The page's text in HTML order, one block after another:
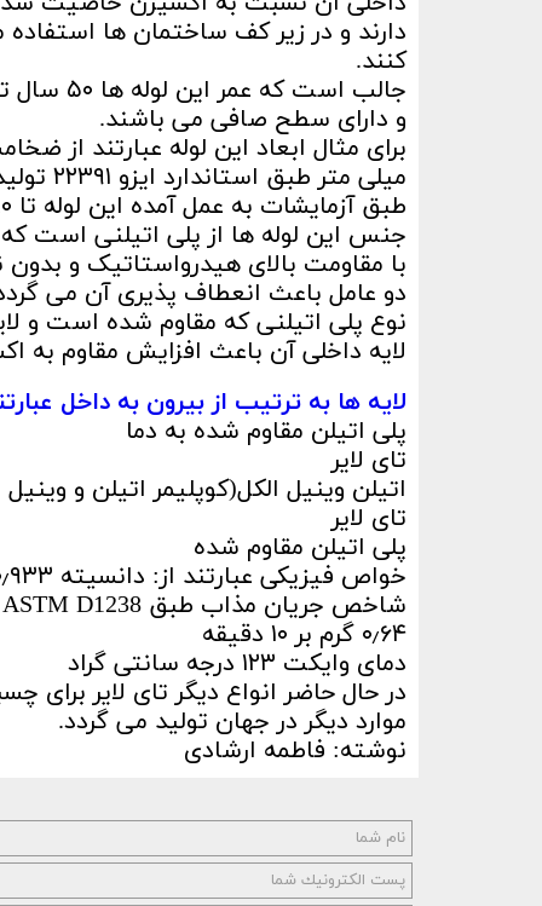
دارند و در زیر کف ساختمان ها
کنند.
جالب
و دارای سطح صافی می باشند.
میلی متر طبق استاندارد ایزو ۲۲۳۹۱ تولید می گردند.
طبق آزمایشات به عمل آمده این لوله تا ۴۹۰ سال دوام دارد.
جنس این لوله ها از پلی اتیلنی است که
با مقاومت بالای هیدرواستاتیک و بدون
دو عامل باعث انعطاف پذیری آن می
نوع پلی اتیلنی که مقاوم شده است و
لایه داخلی آن باعث افزایش مقاوم به
لایه ها به ترتیب از بیرون به داخل
پلی اتیلن مقاوم شده به دما
تای لایر
اتیلن وینیل الکل(کوپلیمر اتیلن و وینیل
تای لایر
پلی اتیلن مقاوم شده
خواص فیزیکی عبارتند از: دانسیته ۰٫۹۳۳ گرم بر سانتی متر مکعب
۰٫۶۴ گرم بر ۱۰ دقیقه
دمای وایکت ۱۲۳ درجه سانتی گراد
در حال حاضر انواع دیگر تای لایر برای
موارد دیگر در جهان تولید می گردد.
نوشته: فاطمه ارشادی